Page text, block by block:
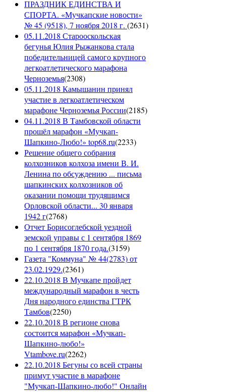
ПРАЗДНИК ЕДИНСТВА И
СПОРТА. «Мучкапские новости»
№ 45 (9518), 7 ноября 2018 г. (2631)
05.11.2018 Старооскольская
бегунья Юлия Рыжанкова стала
победительницей самого крупного
легкоатлетического марафона
Черноземья(2308)
05.11.2018 Камышанин принял
участие в легкоатлетическом
марафоне Черноземья России(2185)
04.11.2018 В Тамбовской области
прошёл марафон «Мучкап-
Шапкино-Любо!» top68.ru(2233)
Решение общего собрания
колхозников колхоза имени В. И.
Ленина по обсуждению ... письма
шапкинских колхозников об
оказании помощи трудящимся
Орловской области... 30 января
1942 г(2768)
Отчет Борисоглебской уездной
земской управы с 1 сентября 1869
по 1 сентября 1870 года.(3159)
Газета "Коммуна" № 44(2783) от
23.02.1929.(2361)
22.10.2018 В Мучкапе пройдет
международный марафон в честь
Дня народного единства ГТРК
Тамбов(2250)
22.10.2018 В регионе снова
состоится марафон «Мучкап-
Шапкино-любо!»
Vtambove.ru(2262)
22.10.2018 Бегуны со всей страны
примут участие в марафоне
"Мучкап-Шапкино-любо!" Онлайн